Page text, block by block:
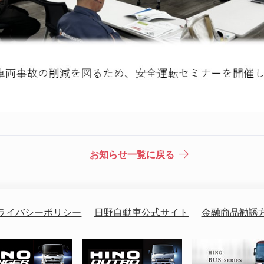
お知らせ一覧に戻る
イバシーポリシー 日野自動車公式サイト 金融商品勧誘